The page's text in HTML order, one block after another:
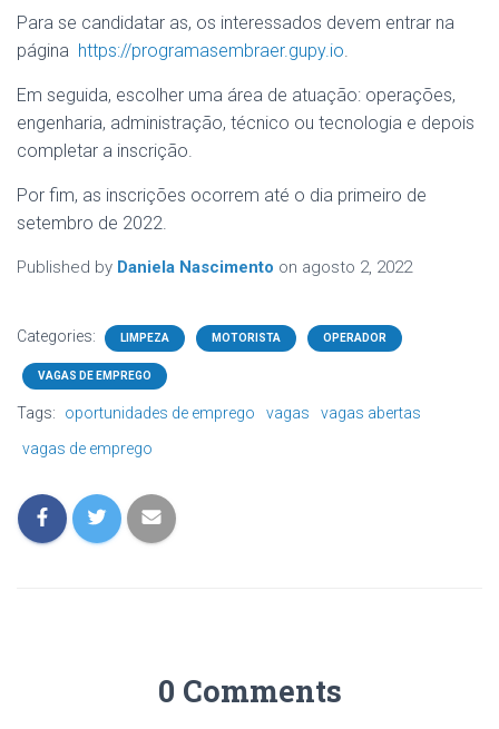
Para se candidatar as, os interessados devem entrar na
página https://programasembraer.gupy.io.
Em seguida, escolher uma área de atuação: operações,
engenharia, administração, técnico ou tecnologia e depois
completar a inscrição.
Por fim, as inscrições ocorrem até o dia primeiro de
setembro de 2022.
Published by Daniela Nascimento on agosto 2, 2022
Categories: LIMPEZA MOTORISTA OPERADOR
VAGAS DE EMPREGO
Tags: oportunidades de emprego vagas
vagas abertas
vagas de emprego
0 Comments